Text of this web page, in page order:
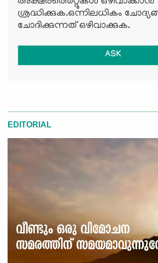
ശ്രദ്ധിക്കുക.ഒന്നിലധികം
ചോദിക്കുന്നത് ഒഴിവാക്കുക.
ASK
EDITORIAL